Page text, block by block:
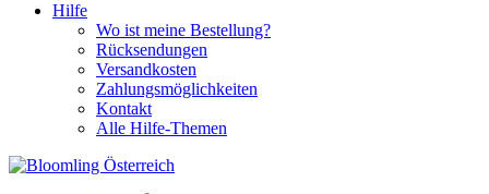
Hilfe
Wo ist meine Bestellung?
Rücksendungen
Versandkosten
Zahlungsmöglichkeiten
Kontakt
Alle Hilfe-Themen